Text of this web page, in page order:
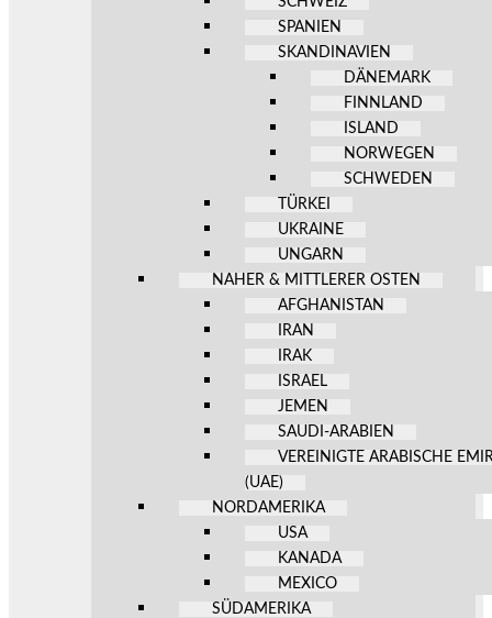
SPANIEN
SKANDINAVIEN
DÄNEMARK
FINNLAND
ISLAND
NORWEGEN
SCHWEDEN
TÜRKEI
UKRAINE
UNGARN
NAHER & MITTLERER OSTEN
AFGHANISTAN
IRAN
IRAK
ISRAEL
JEMEN
SAUDI-ARABIEN
VEREINIGTE ARABISCHE
(UAE)
NORDAMERIKA
USA
KANADA
MEXICO
SÜDAMERIKA